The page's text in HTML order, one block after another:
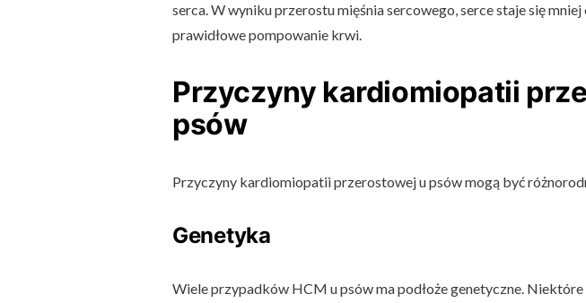
serca. W wyniku przerostu mięśnia sercowego, serce staje się
prawidłowe pompowanie krwi.
Przyczyny kardiomiopatii
psów
Przyczyny kardiomiopatii przerostowej u psów mogą być
Genetyka
Wiele przypadków HCM u psów ma podłoże genetyczne.